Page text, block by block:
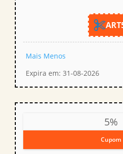
Mais Menos
Expira em: 31-08-2026
5%
Cupom